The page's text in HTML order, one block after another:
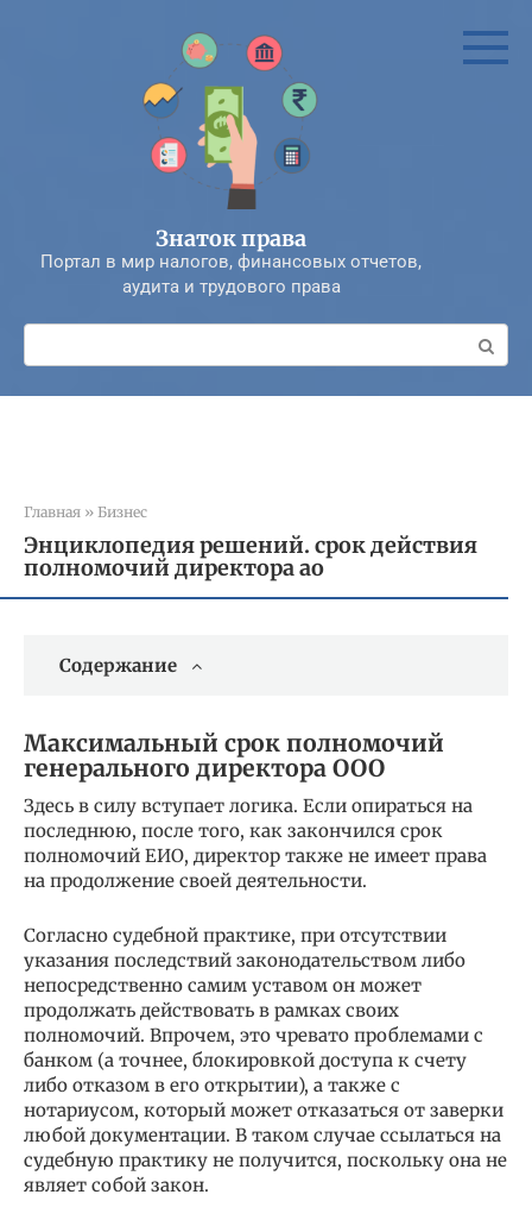
Знаток права
Портал в мир налогов, финансовых отчетов,
аудита и трудового права
Поиск:
Главная » Бизнес
Энциклопедия решений. срок действия
полномочий директора ао
Содержание
Максимальный срок полномочий
генерального директора ООО
Здесь в силу вступает логика. Если опираться на
последнюю, после того, как закончился срок
полномочий ЕИО, директор также не имеет права
на продолжение своей деятельности.
Согласно судебной практике, при отсутствии
указания последствий законодательством либо
непосредственно самим уставом он может
продолжать действовать в рамках своих
полномочий. Впрочем, это чревато проблемами с
банком (а точнее, блокировкой доступа к счету
либо отказом в его открытии), а также с
нотариусом, который может отказаться от заверки
любой документации. В таком случае ссылаться на
судебную практику не получится, поскольку она не
являет собой закон.